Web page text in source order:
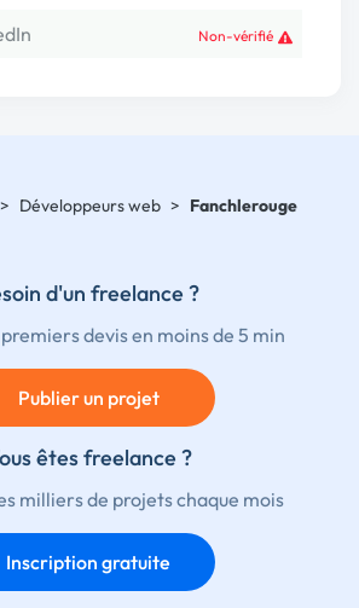
Non-vérifié
> Développeurs web > Fanchlerouge
d'un freelance ?
devis en moins de 5 min
Publier un projet
êtes freelance ?
milliers de projets chaque mois
Inscription gratuite